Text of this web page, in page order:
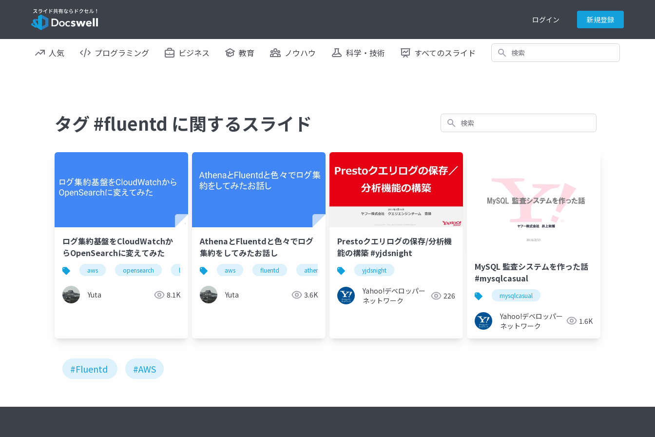
ログイン 新規登録
人気 プログラミング ビジネス 教育 ノウハウ 科学・技術 すべてのスライド 検索
タグ #fluentd に関するスライド 検索
ログ集約基盤をCloudWatchか
らOpenSearchに変えてみた
aws opensearch log
Yuta 8.1K
AthenaとFluentdと色々でログ
集約をしてみたお話し
aws fluentd athena ログ集約
Yuta 3.6K
Prestoクエリログの保存/分析機
能の構築 #yjdsnight
yjdsnight
Yahoo!デベロッパー
ネットワーク
226
MySQL 監査システムを作った話
#mysqlcasual
mysqlcasual
Yahoo!デベロッパー
ネットワーク
1.6K
#Fluentd #AWS